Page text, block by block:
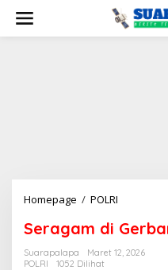
konten
Homepage / POLRI
Gerbang
Lebaran
Seragam di
Suarapalapa
Maret 12, 2026
POLRI
1052 Dilihat